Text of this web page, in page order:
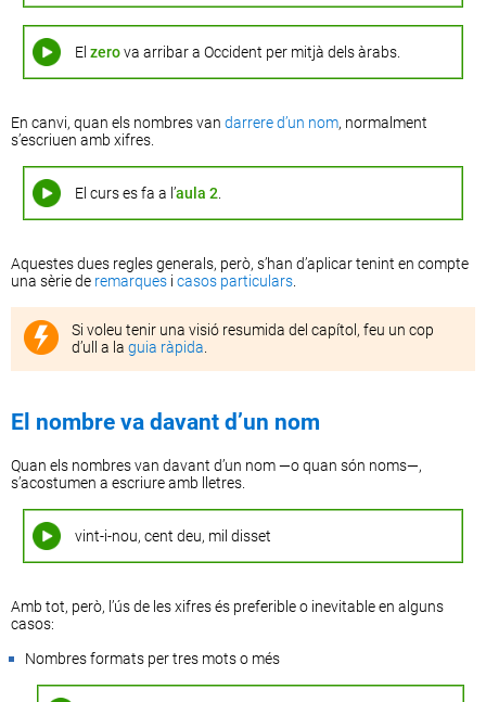
Elzerova arribar a Occident per mitjà dels àrabs.
En canvi, quan els nombres van darrere d’un nom, normalment
s’escriuen amb xifres.
El curs es fa a l’aula 2
Aquestes dues regles generals, però, s’han d’aplicar tenint en compte
una sèrie de remarques i casos particulars
Si voleu tenir una visió resumida del capítol, feu un cop
d’ull a la guia ràpida
El nombre va davant d’un nom
Quan els nombres van davant d’un nom—oquan són noms—,
s’acostumen a escriure amb lletres.
vint-i-nou, cent deu, mil disset
Amb tot, però, l’ús de les xifres és preferible o inevitable en alguns
casos:
Nombres formats per tres mots o més